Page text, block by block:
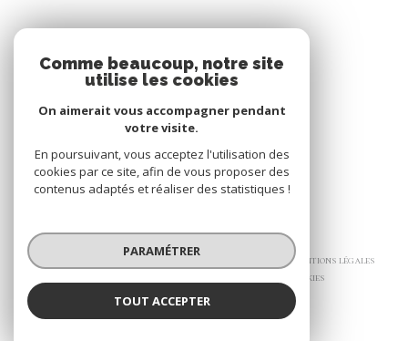
Nous suivre
© 2026 | Tous droits réservés
Nos honoraires
Nos partenaires
Mentions légales
Cookies
Comme beaucoup, notre site
utilise les cookies
On aimerait vous accompagner pendant
votre visite.
En poursuivant, vous acceptez l'utilisation des
cookies par ce site, afin de vous proposer des
contenus adaptés et réaliser des statistiques !
PARAMÉTRER
TOUT ACCEPTER